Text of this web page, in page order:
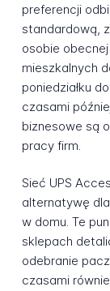
preferencji
standardową,
osobie
mieszkalnych
poniedziałku
czasami
biznesowe są
pracy firm.
Sieć UPS
alternatywę
w domu. Te
sklepach
odebranie
czasami